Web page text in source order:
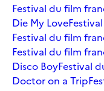
Festival du film
Die My Love
Festival du film
Festival du film
Disco BoyFestival
Doctor on a Trip